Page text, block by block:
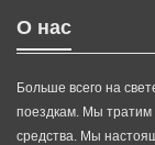
О нас
Больше всего на
поездкам. Мы тратим
средства. Мы